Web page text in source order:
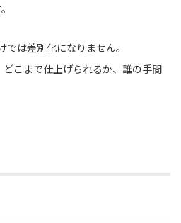
では差別化になりません。
こまで仕上げられるか、誰の手間